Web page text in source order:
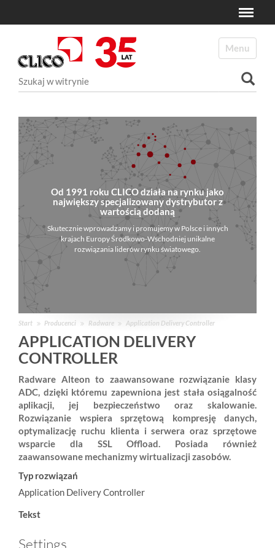
Toggle
Od 1991 roku CLICO działa na rynku jako
największy specjalizowany dystrybutor z
wartością dodaną
Skutecznie wprowadzamy i promujemy w Polsce i innych
krajach Europy Środkowo-Wschodniej unikalne
rozwiązania liderów rynku światowego.
Start Producenci Radware Application Delivery Controller
APPLICATION DELIVERY
CONTROLLER
Radware Alteon to zaawansowane rozwiązanie klasy
ADC, dzięki któremu zapewniona jest stała osiągalność
aplikacji, jej bezpieczeństwo oraz skalowanie.
Rozwiązanie wspiera sprzętową kompresję danych,
optymalizację ruchu klienta i serwera oraz sprzętowe
wsparcie dla SSL Offload. Posiada również
zaawansowane mechanizmy wirtualizacji zasobów.
Typ rozwiązań
Application Delivery Controller
Tekst
Settings